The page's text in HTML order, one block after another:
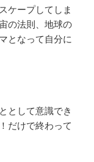
ケープしてしま
の法則、地球の
となって自分に
として意識でき
だけで終わって